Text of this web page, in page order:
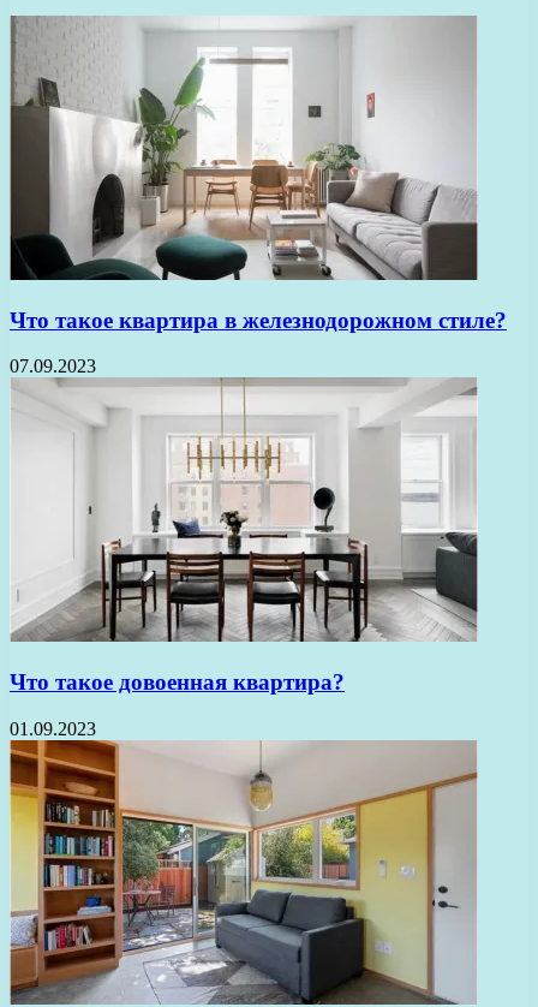
Что такое квартира в железнодорожном стиле?
07.09.2023
Что такое довоенная квартира?
01.09.2023